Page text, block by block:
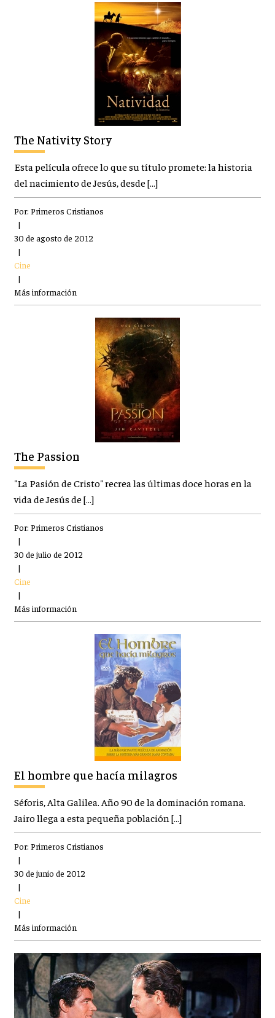
The Nativity Story
Esta película ofrece lo que su título promete: la historia
del nacimiento de Jesús, desde […]
Por: Primeros Cristianos
|
30 de agosto de 2012
|
Cine
|
Más información
The Passion
"La Pasión de Cristo" recrea las últimas doce horas en la
vida de Jesús de […]
Por: Primeros Cristianos
|
30 de julio de 2012
|
Cine
|
Más información
El hombre que hacía milagros
Séforis, Alta Galilea. Año 90 de la dominación romana.
Jairo llega a esta pequeña población […]
Por: Primeros Cristianos
|
30 de junio de 2012
|
Cine
|
Más información